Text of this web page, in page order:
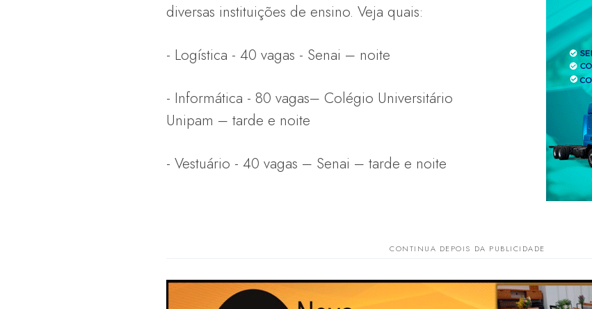
diversas instituições de ensino. Veja quais:
- Logística - 40 vagas - Senai – noite
- Informática - 80 vagas– Colégio Universitário
Unipam – tarde e noite
- Vestuário - 40 vagas – Senai – tarde e noite